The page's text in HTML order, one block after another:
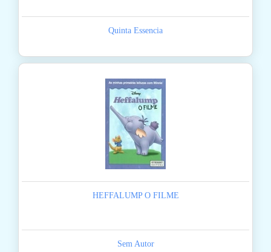
Quinta Essencia
HEFFALUMP O FILME
Sem Autor